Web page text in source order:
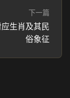
下一篇
生肖及其民
俗象征